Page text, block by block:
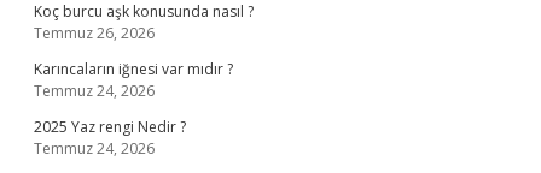
Koç burcu aşk konusunda nasıl ?
Temmuz 26, 2026
Karıncaların iğnesi var mıdır ?
Temmuz 24, 2026
2025 Yaz rengi Nedir ?
Temmuz 24, 2026